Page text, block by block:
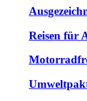
Reisen für